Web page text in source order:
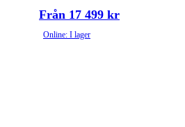
Från 17 499 kr
Online: I lager